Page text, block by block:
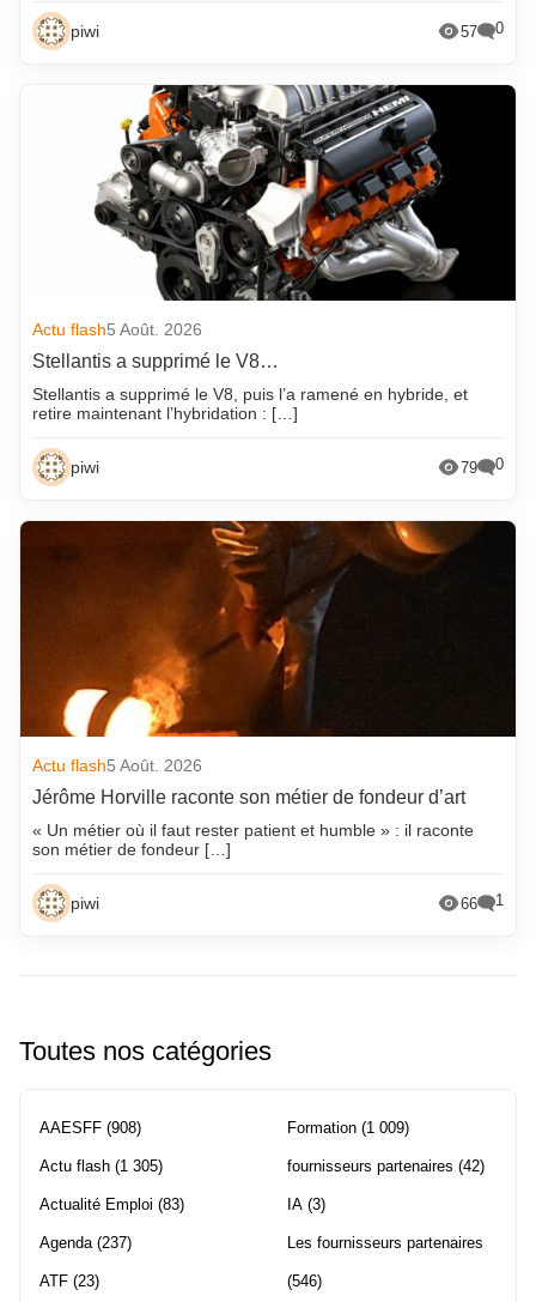
piwi 57 0
Actu flash5 Août. 2026
Stellantis a supprimé le V8…
Stellantis a supprimé le V8, puis l’a ramené en hybride, et
retire maintenant l’hybridation : […]
piwi 79 0
Actu flash5 Août. 2026
Jérôme Horville raconte son métier de fondeur d’art
« Un métier où il faut rester patient et humble » : il raconte
son métier de fondeur […]
piwi 66 1
Toutes nos catégories
AAESFF (908)
Actu flash (1 305)
Actualité Emploi (83)
Agenda(237)
ATF (23)
Formation (1 009)
fournisseurs partenaires (42)
IA (3)
Les fournisseurs partenaires
(546)